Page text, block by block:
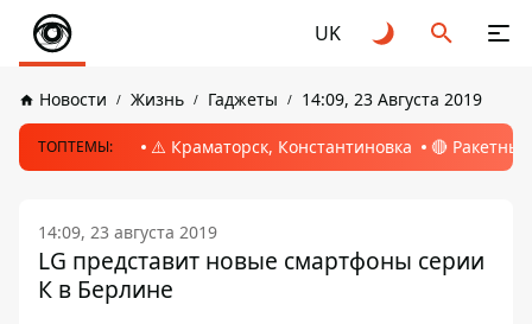
UK
Новости Жизнь Гаджеты 14:09, 23 Августа 2019
ТОПТЕМЫ: ⚠️ Краматорск, Константиновка 🔴
14:09, 23 августа 2019
LG представит новые смартфоны серии
К в Берлине